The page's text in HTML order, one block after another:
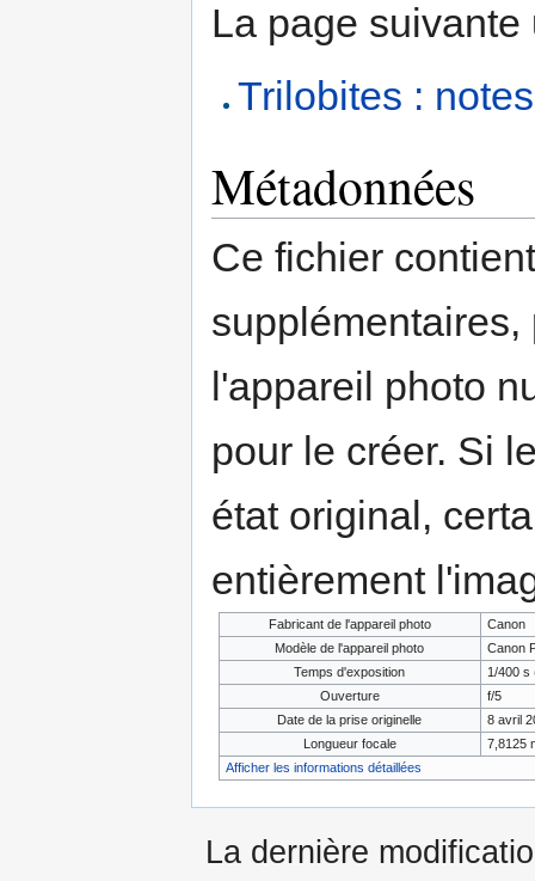
La page
Trilobites :
Métadonnées
Ce fichier
l'appareil photo
pour le créer. Si
état original,
entièrement
Fabricant de l'appareil photo
Canon
Modèle de l'appareil photo
Canon
Temps d'exposition
1/400 s
Ouverture
f/5
Date de la prise originelle
8 avril
Longueur focale
7,8125
Afficher les informations détaillées
La dernière